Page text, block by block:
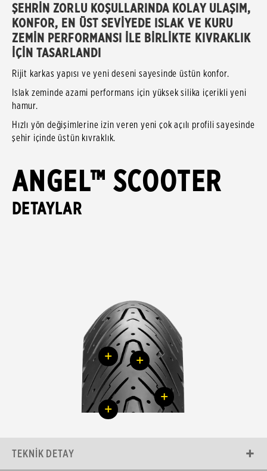
ŞEHRİN ZORLU KOŞULLARINDA KOLAY ULAŞIM,
KONFOR, EN ÜST SEVİYEDE ISLAK VE KURU
ZEMİN PERFORMANSI İLE BİRLİKTE KIVRAKLIK
İÇİN TASARLANDI
Rijit karkas yapısı ve yeni deseni sayesinde üstün konfor.
Islak zeminde azami performans için yüksek silika içerikli yeni
hamur.
Hızlı yön değişimlerine izin veren yeni çok açılı profili sayesinde
şehir içinde üstün kıvraklık.
ANGEL™ SCOOTER
DETAYLAR
+ +
+
+
TEKNIK DETAY